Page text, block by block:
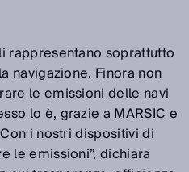
rappresentano soprattutto
navigazione. Finora non
le emissioni delle navi
lo è, grazie a MARSIC e
i nostri dispositivi di
le emissioni”, dichiara